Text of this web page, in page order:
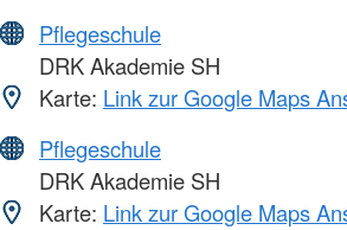
Pflegeschule
DRK Akademie SH
Karte: Link zur Google Maps
Pflegeschule
DRK Akademie SH
Karte: Link zur Google Maps